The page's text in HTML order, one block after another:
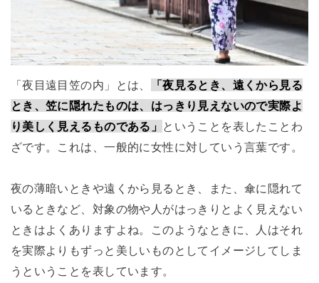
「夜目遠目笠の内」とは、
「夜見るとき、遠くから見る
とき、笠に隠れたものは、はっきり見えないので実際よ
り美しく見えるものである」 ということを表したことわ
ざです。これは、一般的に女性に対していう言葉です。
夜の薄暗いときや遠くから見るとき、また、傘に隠れて
いるときなど、対象の物や人がはっきりとよく見えない
ときはよくありますよね。このようなときに、人はそれ
を実際よりもずっと美しいものとしてイメージしてしま
うということを表しています。